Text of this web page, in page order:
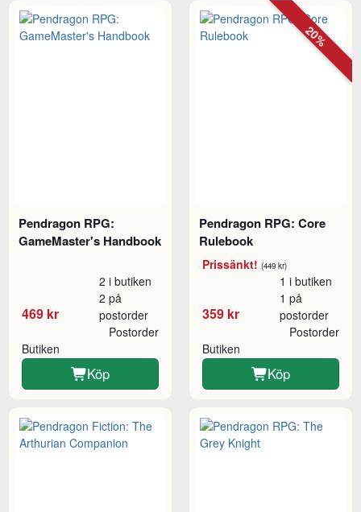
Pendragon RPG:
GameMaster's Handbook
469 kr
2 i butiken
2 på
postorder
Butiken
Postorder
Köp
Pendragon RPG: Core
Rulebook
Prissänkt! (449 kr)
359 kr
1 i butiken
1 på
postorder
Butiken
Postorder
Köp
20%